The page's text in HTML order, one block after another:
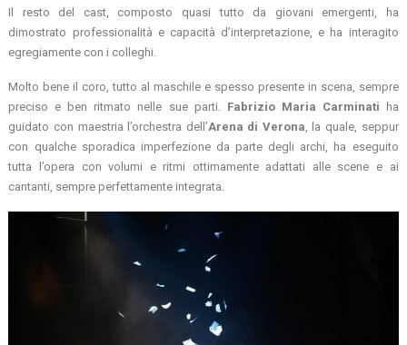
Il resto del cast, composto quasi tutto da giovani emergenti, ha
dimostrato professionalità e capacità d’interpretazione, e ha interagito
egregiamente con i colleghi.
Molto bene il coro, tutto al maschile e spesso presente in scena, sempre
preciso e ben ritmato nelle sue parti. Fabrizio Maria Carminati ha
guidato con maestria l’orchestra dell’Arena di Verona , la quale, seppur
con qualche sporadica imperfezione da parte degli archi, ha eseguito
tutta l’opera con volumi e ritmi ottimamente adattati alle scene e ai
cantanti, sempre perfettamente integrata.